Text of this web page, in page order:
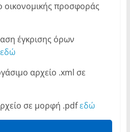
οικονομικής προσφοράς
έγκρισης όρων
εδώ
αρχείο .xml σε
σε μορφή .pdfεδώ